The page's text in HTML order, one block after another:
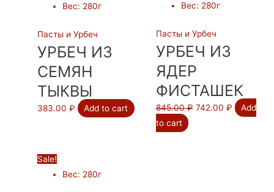
Вес: 280г
Пасты и Урбеч
УРБЕЧ ИЗ
СЕМЯН
ТЫКВЫ
383.00₽ Add to cart
Вес: 280г
Пасты и Урбеч
УРБЕЧ ИЗ
ЯДЕР
ФИСТАШЕК
845.00₽ 742.00 ₽
Add
to cart
Sale!
Вес: 280г